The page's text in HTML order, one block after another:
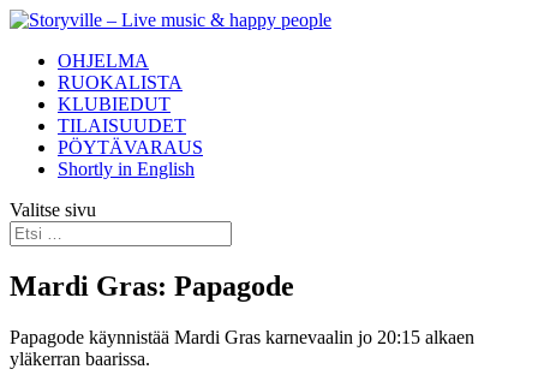
OHJELMA
RUOKALISTA
KLUBIEDUT
TILAISUUDET
PÖYTÄVARAUS
Shortly in English
Valitse sivu
Mardi Gras: Papagode
Papagode käynnistää Mardi Gras karnevaalin jo 20:15 alkaen
yläkerran baarissa.